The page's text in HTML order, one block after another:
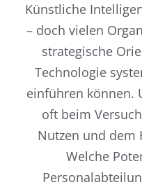
Künstliche
– doch vielen
strategische
Technologie
einführen können.
oft beim
Nutzen und dem
Welche